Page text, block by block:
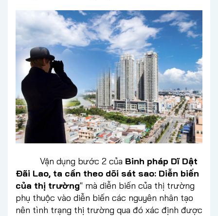
Vận dụng bước 2 của Binh pháp Dĩ Dật
Đãi Lao, ta cần theo dõi sát sao: Diễn biến
của thị trường" mà diễn biến của thị trường
phụ thuộc vào diễn biến các nguyên nhân tạo
nên tình trạng thị trường qua đó xác định được